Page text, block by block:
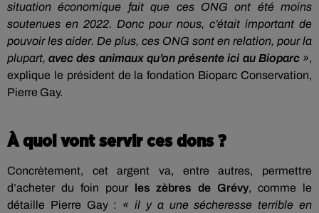
situation économique fait que ces ONG ont été moins
soutenues en 2022. Donc pour nous, c’était important de
pouvoir les aider. De plus, ces ONG sont en relation, pour la
plupart,avec des animaux qu’on présente ici au Bioparc»,
explique le président de la fondation Bioparc Conservation,
Pierre Gay.
À quoi vont servir ces dons ?
Concrètement, cet argent va, entre autres, permettre
d’acheter du foin pour les zèbres de Grévy, comme le
détaille Pierre Gay : « il y a une sécheresse terrible en